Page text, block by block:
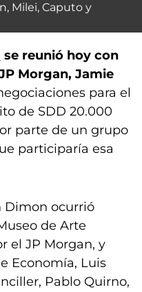
Milei, Caputo y
se reunió hoy con
Morgan, Jamie
para el
de SDD 20.000
parte de un grupo
participaría esa
Dimon ocurrió
de Arte
el JP Morgan, y
Economía, Luis
Pablo Quirno,